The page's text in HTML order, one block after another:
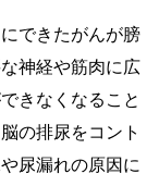
できたがんが膀
神経や筋肉に広
きなくなること
の排尿をコント
尿漏れの原因に